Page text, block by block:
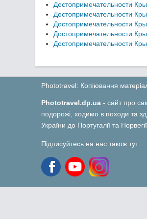
Достопримечательности
Достопримечательности
Достопримечательности
Достопримечательности
Достопримечательности
Phototravel: Копіювання
Phototravel.dp.ua - сайт про
подорожі, ходимо в походи та
України до Португалії та
Підписуйтесь на нас також тут: